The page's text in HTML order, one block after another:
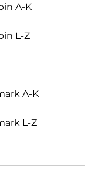
A-K
L-Z
A-K
L-Z